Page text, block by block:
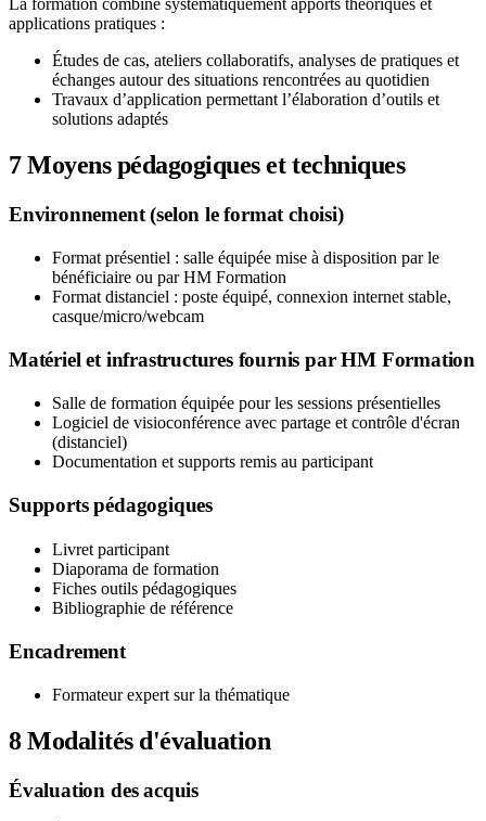
applications pratiques :
Études de cas, ateliers collaboratifs, analyses de pratiques et
échanges autour des situations rencontrées au quotidien
Travaux d’application permettant l’élaboration d’outils et
solutions adaptés
7Moyens pédagogiques et techniques
Environnement (selon le format choisi)
Format présentiel : salle équipée mise à disposition par le
bénéficiaire ou par HM Formation
Format distanciel : poste équipé, connexion internet stable,
casque/micro/webcam
Matériel et infrastructures fournis par HM Formation
Salle de formation équipée pour les sessions présentielles
Logiciel de visioconférence avec partage et contrôle d'écran
(distanciel)
Documentation et supports remis au participant
Supports pédagogiques
Livret participant
Diaporama de formation
Fiches outils pédagogiques
Bibliographie de référence
Encadrement
Formateur expert sur la thématique
8Modalités d'évaluation
Évaluation des acquis